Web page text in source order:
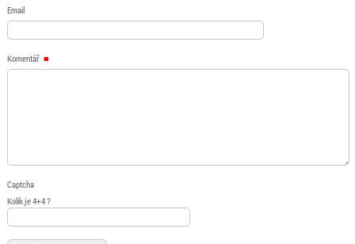
Email
Komentář
Captcha
Kolik je 4+4 ?